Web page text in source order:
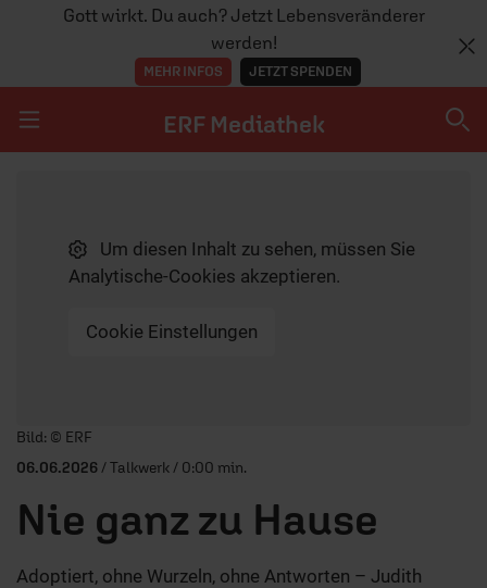
Gott wirkt. Du auch? Jetzt Lebensveränderer
werden!
MEHR INFOS JETZT SPENDEN
ERF Mediathek
SENDUNGEN A-ZUm diesen Inhalt zu sehen, müssen Sie
Analytische-Cookies akzeptieren.
Cookie Einstellungen
Player starten/anhalten
Bild: © ERF
06.06.2026 / Talkwerk / 0:00 min.
Nie ganz zu Hause
Adoptiert, ohne Wurzeln, ohne Antworten – Judith